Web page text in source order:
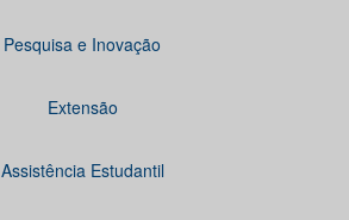
Pesquisa e Inovação
Extensão
Assistência Estudantil